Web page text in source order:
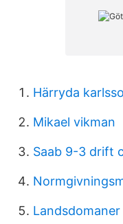
Härryda
Mikael vikman
Saab 9-3 drift
Landsdomaner